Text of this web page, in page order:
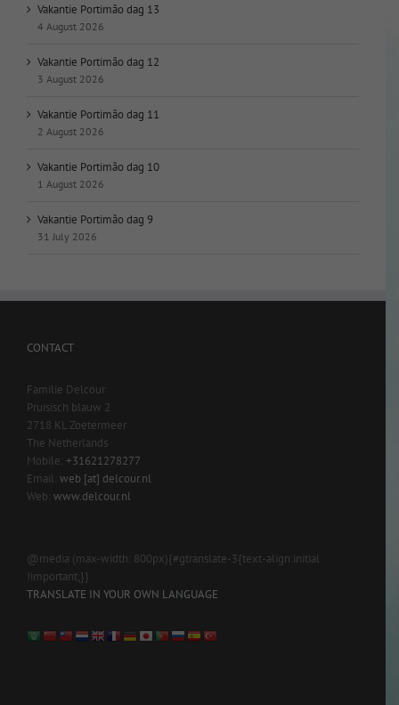
Vakantie Portimão dag 13
4 August 2026
Vakantie Portimão dag 12
3 August 2026
Vakantie Portimão dag 11
2 August 2026
Vakantie Portimão dag 10
1 August 2026
Vakantie Portimão dag 9
31 July 2026
CONTACT
Familie Delcour
Pruisisch blauw 2
2718 KL Zoetermeer
The Netherlands
Mobile: +31621278277
Email: web [at] delcour.nl
Web: www.delcour.nl
@media (max-width: 800px){#gtranslate-3{text-align:initial
!important;}}
TRANSLATE IN YOUR OWN LANGUAGE